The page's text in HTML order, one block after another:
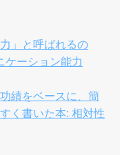
」と呼ばれるの
ケーション能力
績をベースに、簡
く書いた本: 相対性